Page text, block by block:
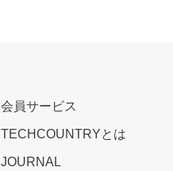
会員サービス
TECHCOUNTRYとは
JOURNAL